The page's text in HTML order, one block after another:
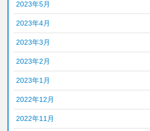
2023年5月
2023年4月
2023年3月
2023年2月
2023年1月
2022年12月
2022年11月